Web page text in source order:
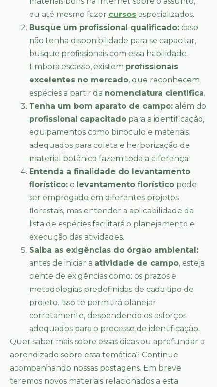
ou até mesmo fazer cursos especializados.
Busque um profissional qualificado: caso
não tenha disponibilidade para se capacitar,
busque profissionais com essa habilidade.
Embora escasso, existem profissionais
excelentes no mercado, que reconhecem
espécies a partir da nomenclatura científica.
Tenha um bom aparato de campo: além do
profissional capacitado para a identificação,
equipamentos como binóculo e materiais
adequados para coleta e herborização de
material botânico fazem toda a diferença.
Entenda a finalidade do levantamento
florístico: o levantamento florístico pode
ser empregado em diferentes projetos
florestais, mas entender a aplicabilidade da
lista de espécies facilitará o planejamento e
execução das atividades.
Saiba as exigências do órgão ambiental:
antes de iniciar a atividade de campo, esteja
ciente de exigências como: os prazos e
metodologias predefinidas de cada tipo de
projeto. Isso te permitirá planejar
corretamente, despendendo os esforços
adequados para o processo de identificação.
Quer saber mais sobre essas dicas ou aprofundar o
aprendizado sobre essa temática? Continue
acompanhando nossas postagens. Em breve
teremos novos materiais relacionados a esta